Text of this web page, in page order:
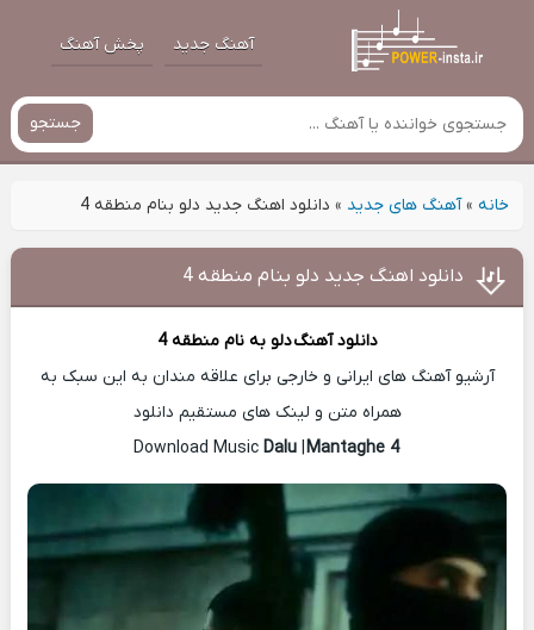
آهنگ جدید پخش آهنگ
جستجو
خانه»آهنگ های جدید » دانلود اهنگ جدید دلو بنام منطقه 4
دانلود اهنگ جدید دلو بنام منطقه 4
دانلود آهنگدلو به نام منطقه 4
آرشیو آهنگ های ایرانی و خارجی برای علاقه مندان به این سبک به
همراه متن و لینک های مستقیم دانلود
Download Music
Dalu |Mantaghe 4